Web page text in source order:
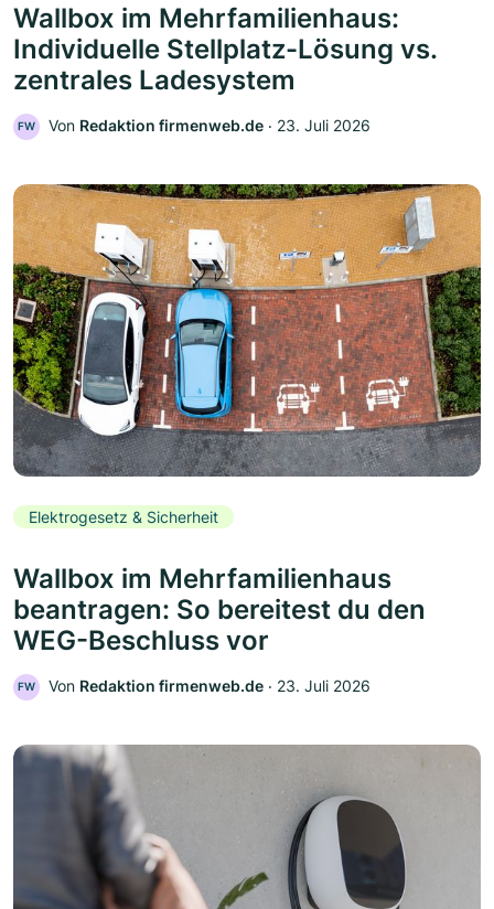
Wallbox im Mehrfamilienhaus:
Individuelle Stellplatz-Lösung vs.
zentrales Ladesystem
FW Von Redaktion firmenweb.de ‧ 23. Juli 2026
Elektrogesetz & Sicherheit
Wallbox im Mehrfamilienhaus
beantragen: So bereitest du den
WEG-Beschluss vor
FW Von Redaktion firmenweb.de ‧ 23. Juli 2026